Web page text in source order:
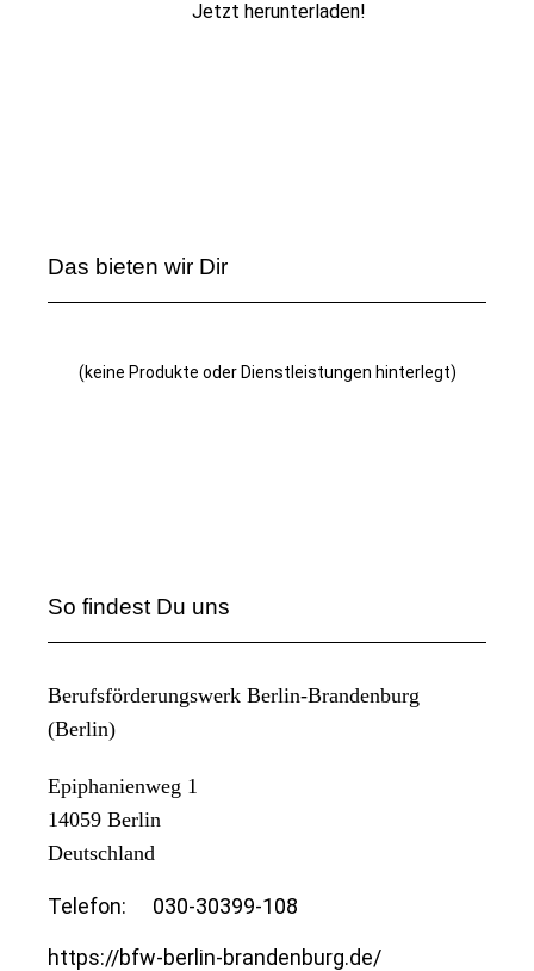
Jetzt herunterladen!
Das bieten wir Dir
(keine Produkte oder Dienstleistungen hinterlegt)
So findest Du uns
Berufsförderungswerk Berlin-Brandenburg
(Berlin)
Epiphanienweg 1
14059 Berlin
Deutschland
Telefon: 030-30399-108
https://bfw-berlin-brandenburg.de/